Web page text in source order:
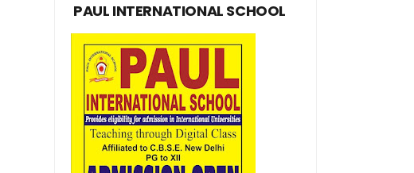
PAUL INTERNATIONAL SCHOOL